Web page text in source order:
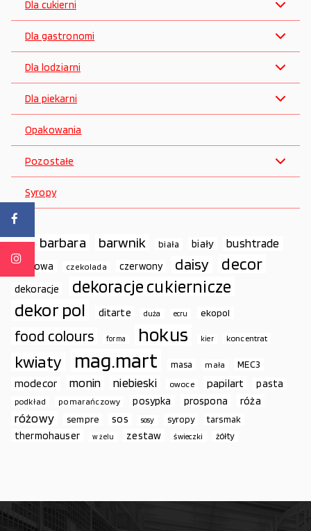
Dla cukierni
Dla gastronomi
Dla lodziarni
Dla piekarni
Opakowania
Pozostałe
Syropy
ako barbara barwnik biała biały bushtrade
cukrowa czekolada czerwony daisy decor
dekoracje dekoracje cukiernicze
dekor pol ditarte duża ecru ekopol
food colours forma hokus kier koncentrat
kwiaty mag.mart masa mała MEC3
modecor monin niebieski owoce papilart pasta
podkład pomarańczowy posypka prospona róża
różowy sempre sos sosy syropy tarsmak
thermohauser w żelu zestaw świeczki żółty